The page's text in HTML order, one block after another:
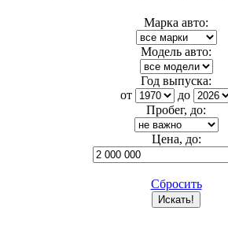
Марка авто:
Модель авто:
Год выпуска:
от
до
Пробег, до:
Цена, до:
Сбросить